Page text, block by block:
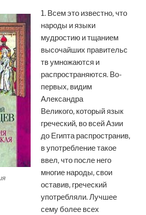
1. Всем это известно, что
народы и языки
мудростию и тщанием
высочайших правительс
тв умножаются и
распространяются. Во-
первых, видим
Александра
Великого, который язык
греческий, во всей Азии
до Египта распространив,
в употребление такое
ввел, что после него
многие народы, свои
оставив, греческий
употребляли. Лучшее
сему более всех